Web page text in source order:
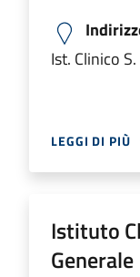
Ist. Clinico
LEGGI DI PIÙ
Istituto
Generale